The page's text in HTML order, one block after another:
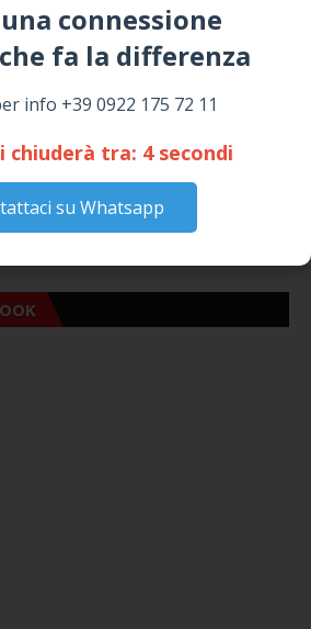
connessione
fa la differenza​
info +39 0922 175 72 11
chiuderà tra: 3secondi
su Whatsapp
11